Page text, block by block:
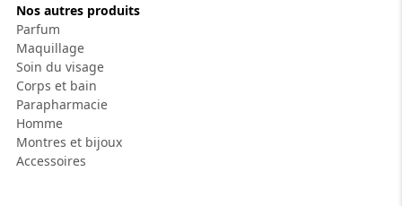
Nos autres produits
Parfum
Maquillage
Soin du visage
Corps et bain
Parapharmacie
Homme
Montres et bijoux
Accessoires